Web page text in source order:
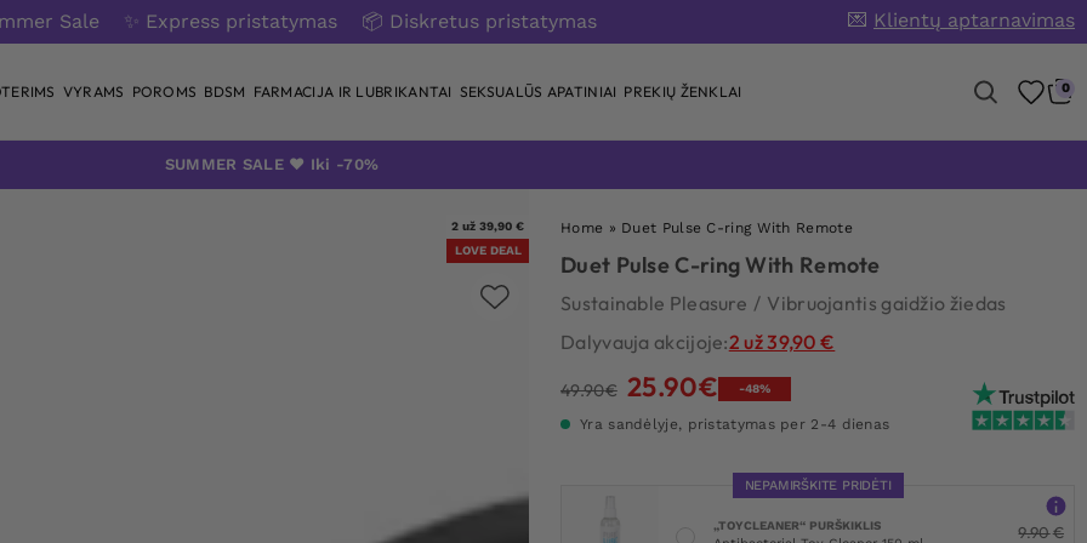
Sale ✨ Express pristatymas 📦 Diskretus pristatymas 💌 Klientų aptarnavimas
VYRAMS POROMS BDSM FARMACIJA IR LUBRIKANTAI SEKSUALŪS APATINIAI PREKIŲ ŽENKLAI 0
SUMMER SALE ❤️ Iki -70%
2 už 39,90 €
LOVE DEAL
Home » Duet Pulse C-ring With Remote
Duet Pulse C-ring With Remote
Sustainable Pleasure / Vibruojantis gaidžio žiedas
Dalyvauja akcijoje:2 už 39,90 €
49.90€ Original
was:
25.90€Current
-48%
Yra sandėlyje, pristatymas per 2-4 dienas
NEPAMIRŠKITE PRIDĖTI
„TOYCLEANER“ PURŠKIKLIS 9.90€